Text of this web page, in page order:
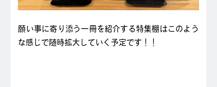
願い事に寄り添う一冊を紹介する特集棚はこのよう
な感じで随時拡大していく予定です！！